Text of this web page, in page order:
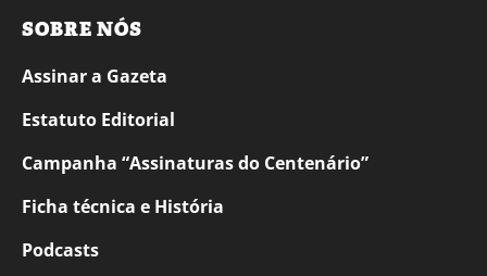
SOBRE NÓS
Assinar a Gazeta
Estatuto Editorial
Campanha “Assinaturas do Centenário”
Ficha técnica e História
Podcasts